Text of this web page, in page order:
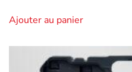
Ajouter au panier